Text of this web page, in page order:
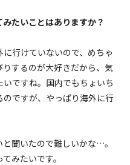
たいことはありますか？
行けていないので、めちゃ
するのが大好きだから、気
ですね。国内でもちょいち
ですが、やっぱり海外に行
聞いたので難しいかな…。
みたいです。